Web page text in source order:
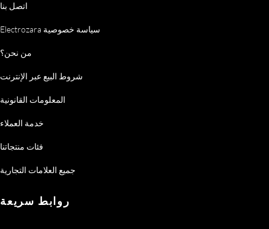
اتصل بنا
Electrozara سياسة خصوصية
من نحن؟
شروط البيع عبر الإنترنت
المعلومات القانونية
خدمة العملاء
فئات منتجاتنا
جميع العلامات التجارية
روابط سريعة